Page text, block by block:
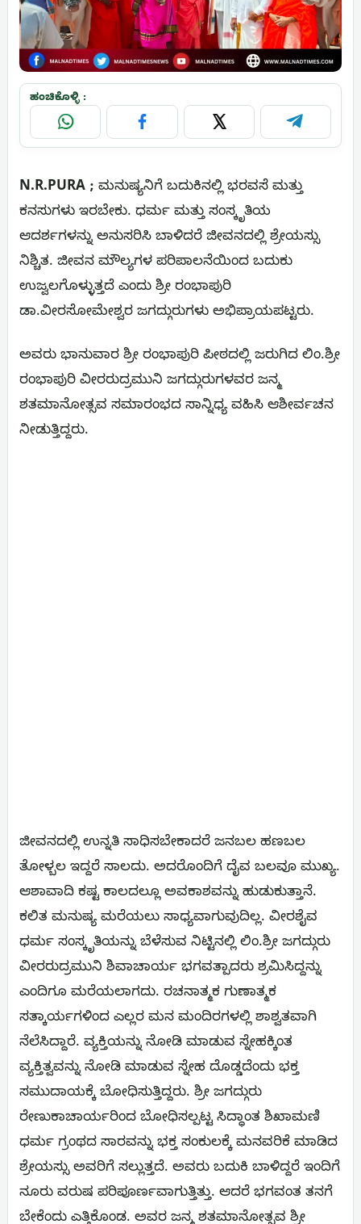
ಹಂಚಿಕೊಳ್ಳಿ :
WhatsApp Facebook X Telegram
N.R.PURA ; ಮನುಷ್ಯನಿಗೆ ಬದುಕಿನಲ್ಲಿ ಭರವಸೆ ಮತ್ತು
ಕನಸುಗಳು ಇರಬೇಕು. ಧರ್ಮ ಮತ್ತು ಸಂಸ್ಕೃತಿಯ
ಆದರ್ಶಗಳನ್ನು ಅನುಸರಿಸಿ ಬಾಳಿದರೆ ಜೀವನದಲ್ಲಿ ಶ್ರೇಯಸ್ಸು
ನಿಶ್ಚಿತ. ಜೀವನ ಮೌಲ್ಯಗಳ ಪರಿಪಾಲನೆಯಿಂದ ಬದುಕು
ಉಜ್ವಲಗೊಳ್ಳುತ್ತದೆ ಎಂದು ಶ್ರೀ ರಂಭಾಪುರಿ
ಡಾ.ವೀರಸೋಮೇಶ್ವರ ಜಗದ್ಗುರುಗಳು ಅಭಿಪ್ರಾಯಪಟ್ಟರು.
ಅವರು ಭಾನುವಾರ ಶ್ರೀ ರಂಭಾಪುರಿ ಪೀಠದಲ್ಲಿ ಜರುಗಿದ ಲಿಂ.ಶ್ರೀ
ರಂಭಾಪುರಿ ವೀರರುದ್ರಮುನಿ ಜಗದ್ಗುರುಗಳವರ ಜನ್ಮ
ಶತಮಾನೋತ್ಸವ ಸಮಾರಂಭದ ಸಾನ್ನಿಧ್ಯ ವಹಿಸಿ ಆಶೀರ್ವಚನ
ನೀಡುತ್ತಿದ್ದರು.
ಜೀವನದಲ್ಲಿ ಉನ್ನತಿ ಸಾಧಿಸಬೇಕಾದರೆ ಜನಬಲ ಹಣಬಲ
ತೋಳ್ಬಲ ಇದ್ದರೆ ಸಾಲದು. ಅದರೊಂದಿಗೆ ದೈವ ಬಲವೂ ಮುಖ್ಯ.
ಆಶಾವಾದಿ ಕಷ್ಟ ಕಾಲದಲ್ಲೂ ಅವಕಾಶವನ್ನು ಹುಡುಕುತ್ತಾನೆ.
ಕಲಿತ ಮನುಷ್ಯ ಮರೆಯಲು ಸಾಧ್ಯವಾಗುವುದಿಲ್ಲ. ವೀರಶೈವ
ಧರ್ಮ ಸಂಸ್ಕೃತಿಯನ್ನು ಬೆಳೆಸುವ ನಿಟ್ಟಿನಲ್ಲಿ ಲಿಂ.ಶ್ರೀ ಜಗದ್ಗುರು
ವೀರರುದ್ರಮುನಿ ಶಿವಾಚಾರ್ಯ ಭಗವತ್ಪಾದರು ಶ್ರಮಿಸಿದ್ದನ್ನು
ಎಂದಿಗೂ ಮರೆಯಲಾಗದು. ರಚನಾತ್ಮಕ ಗುಣಾತ್ಮಕ
ಸತ್ಕಾರ್ಯಗಳಿಂದ ಎಲ್ಲರ ಮನ ಮಂದಿರಗಳಲ್ಲಿ ಶಾಶ್ವತವಾಗಿ
ನೆಲೆಸಿದ್ದಾರೆ. ವ್ಯಕ್ತಿಯನ್ನು ನೋಡಿ ಮಾಡುವ ಸ್ನೇಹಕ್ಕಿಂತ
ವ್ಯಕ್ತಿತ್ವವನ್ನು ನೋಡಿ ಮಾಡುವ ಸ್ನೇಹ ದೊಡ್ಡದೆಂದು ಭಕ್ತ
ಸಮುದಾಯಕ್ಕೆ ಬೋಧಿಸುತ್ತಿದ್ದರು. ಶ್ರೀ ಜಗದ್ಗುರು
ರೇಣುಕಾಚಾರ್ಯರಿಂದ ಬೋಧಿಸಲ್ಪಟ್ಟ ಸಿದ್ಧಾಂತ ಶಿಖಾಮಣಿ
ಧರ್ಮ ಗ್ರಂಥದ ಸಾರವನ್ನು ಭಕ್ತ ಸಂಕುಲಕ್ಕೆ ಮನವರಿಕೆ ಮಾಡಿದ
ಶ್ರೇಯಸ್ಸು ಅವರಿಗೆ ಸಲ್ಲುತ್ತದೆ. ಅವರು ಬದುಕಿ ಬಾಳಿದ್ದರೆ ಇಂದಿಗೆ
ನೂರು ವರುಷ ಪರಿಪೂರ್ಣವಾಗುತ್ತಿತ್ತು. ಆದರೆ ಭಗವಂತ ತನಗೆ
ಬೇಕೆಂದು ಎತ್ತಿಕೊಂಡ. ಅವರ ಜನ್ಮ ಶತಮಾನೋತ್ಸವ ಶ್ರೀ